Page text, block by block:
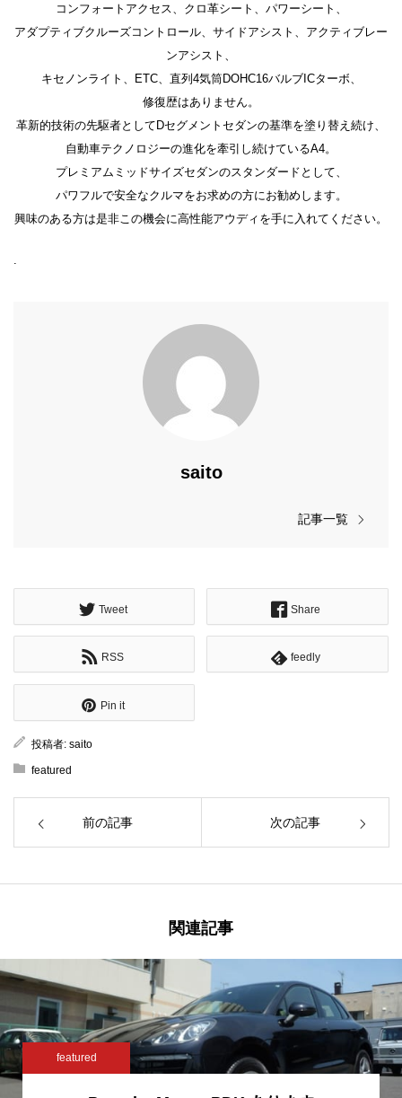
コンフォートアクセス、クロ革シート、パワーシート、
アダプティブクルーズコントロール、サイドアシスト、アクティブレー
ンアシスト、
キセノンライト、ETC、直列4気筒DOHC16バルブICターボ、
修復歴はありません。
革新的技術の先駆者としてDセグメントセダンの基準を塗り替え続け、
自動車テクノロジーの進化を牽引し続けているA4。
プレミアムミッドサイズセダンのスタンダードとして、
パワフルで安全なクルマをお求めの方にお勧めします。
興味のある方は是非この機会に高性能アウディを手に入れてください。
saito
記事一覧
Tweet Share
RSS feedly
Pin it
投稿者: saito
featured
前の記事 次の記事
関連記事
featured